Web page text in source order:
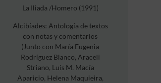
La Iliada /Homero (1991)
Alcibíades: Antología de textos
con notas y comentarios
(Junto con María Eugenia
Rodríguez Blanco, Araceli
Striano, Luis M. Macía
Aparicio, Helena Maquieira,